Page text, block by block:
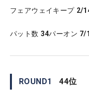
フェアウェイキープ 2/
パット数 34パーオン 7/
ROUND1 44位